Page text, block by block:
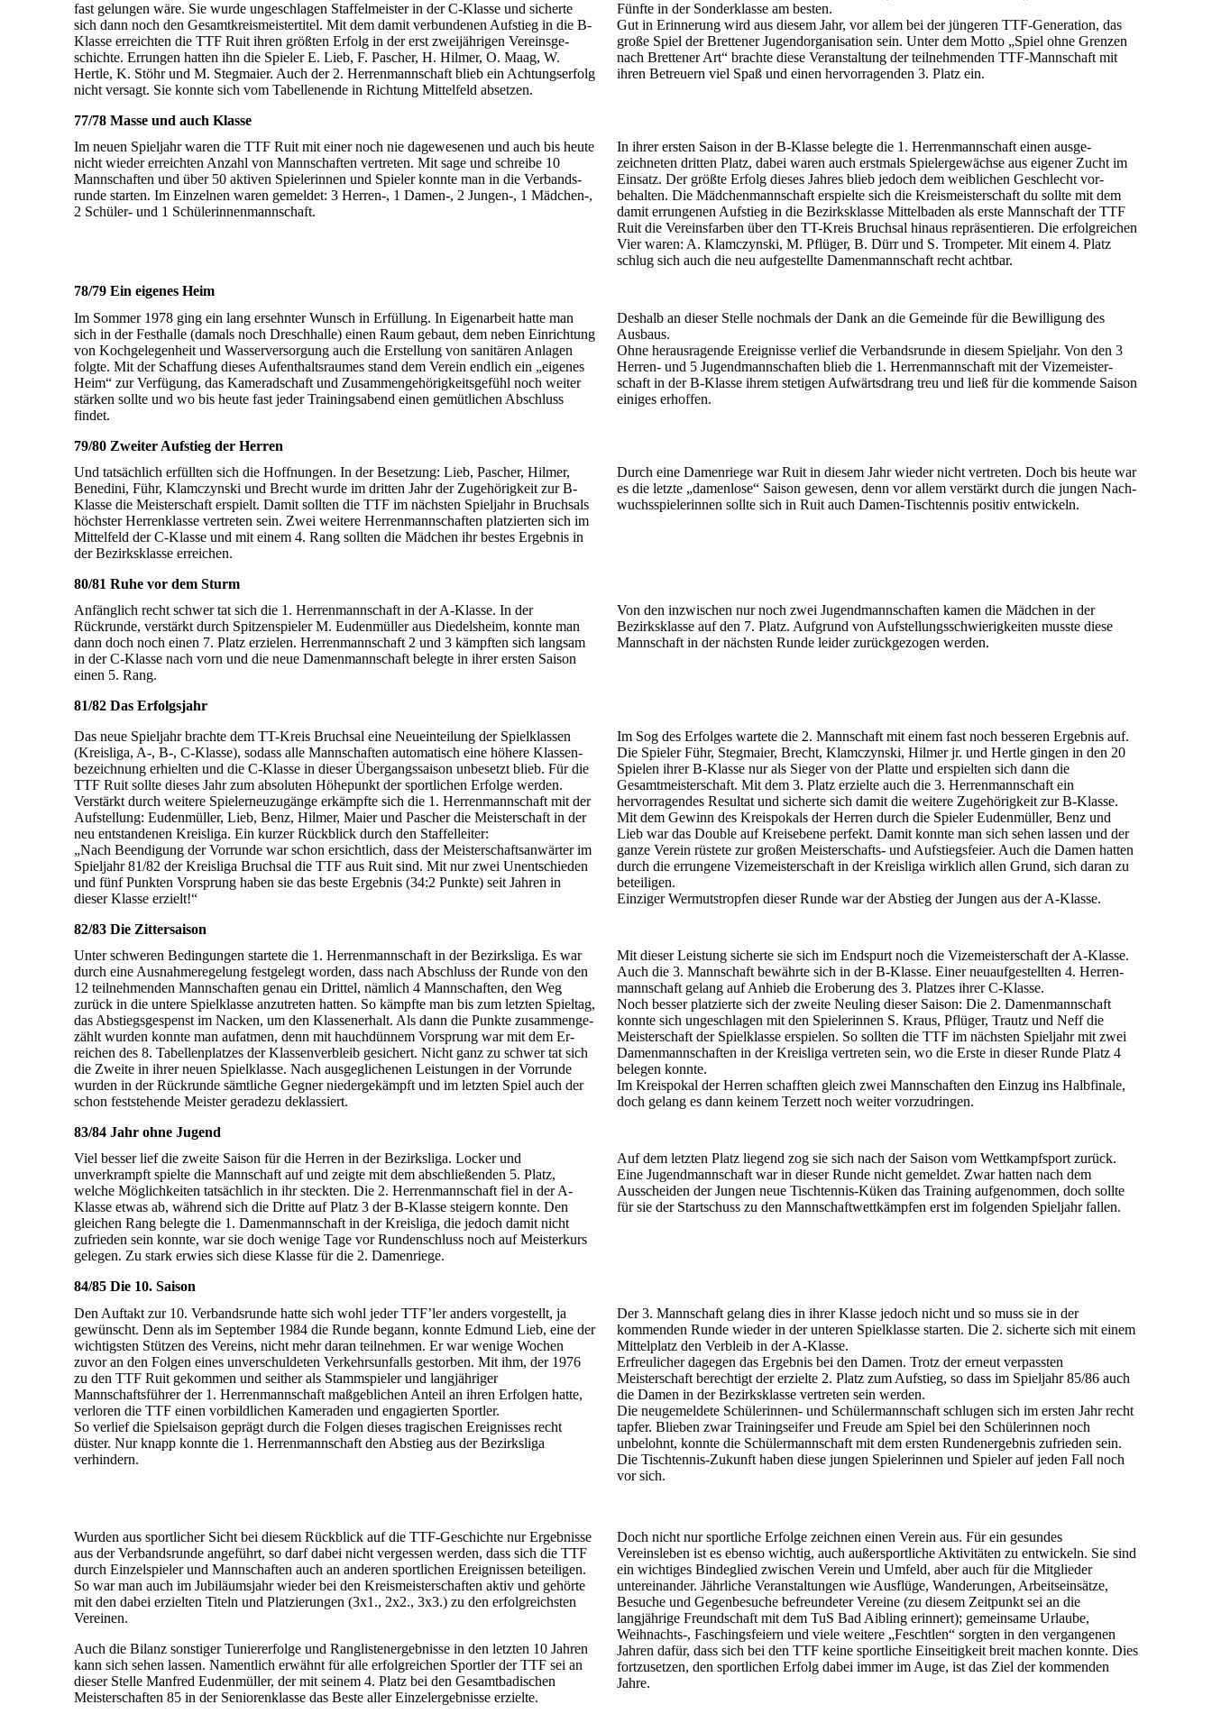
fast gelungen wäre. Sie wurde un­ge­schlagen Staffel­meister in der C-Klasse und sicherte
sich dann noch den Gesamt­kreis­meister­titel. Mit dem damit ver­bunden­en Auf­stieg in die B-
Klasse er­reichten die TTF Ruit ihren größten Er­folg in der erst zwei­jährigen Ver­eins­ge­
schichte. Er­rungen hatten ihn die Spieler E. Lieb, F. Pascher, H. Hilmer, O. Maag, W.
Hertle, K. Stöhr und M. Stegmaier. Auch der 2. Herren­mann­schaft blieb ein Achtungs­erfolg
nicht ver­sagt. Sie konnte sich vom Tabellen­ende in Richtung Mittel­feld absetzen.
Fünfte in der Sonderklasse am besten.
Gut in Erinner­ung wird aus diesem Jahr, vor allem bei der jüngeren TTF-Generation, das
große Spiel der Brettener Jugend­organisation sein. Unter dem Motto „Spiel ohne Grenzen
nach Brettener Art“ brachte diese Veranstaltung der teilnehmenden TTF-Mann­schaft mit
ihren Be­treuern viel Spaß und einen her­vor­ragenden 3. Platz ein.
77/78 Masse und auch Klasse
Im neuen Spieljahr waren die TTF Ruit mit einer noch nie da­ge­wesenen und auch bis heute
nicht wieder erreichten Anzahl von Mann­schaften vertreten. Mit sage und schreibe 10
Mann­­schaften und über 50 aktiven Spieler­innen und Spieler konnte man in die Ver­bands­
runde starten. Im Einzelnen waren gemeldet: 3 Herren-, 1 Damen-, 2 Jungen-, 1 Mädchen-,
2 Schüler- und 1 Schüler­innen­mann­schaft.
In ihrer ersten Saison in der B-Klasse belegte die 1. Herrenmannschaft einen aus­ge­
zeichneten dritten Platz, dabei waren auch erstmals Spieler­ge­wächse aus eigener Zucht im
Ein­satz. Der größte Erfolg dieses Jahres blieb jedoch dem weib­lichen Geschlecht vor­
behalten. Die Mädchen­mann­schaft erspielte sich die Kreis­meister­schaft du sollte mit dem
damit errungenen Auf­stieg in die Bezirks­klasse Mittel­baden als erste Mann­schaft der TTF
Ruit die Ver­eins­farben über den TT-Kreis Bruchsal hinaus re­präsentieren. Die er­folg­reichen
Vier waren: A. Klamczynski, M. Pflüger, B. Dürr und S. Trompeter. Mit einem 4. Platz
schlug sich auch die neu aufgestellte Damenmannschaft recht achtbar.
78/79 Ein eigenes Heim
Im Sommer 1978 ging ein lang ersehnter Wunsch in Erfüllung. In Eigenarbeit hatte man
sich in der Festhalle (damals noch Dreschhalle) einen Raum ge­baut, dem neben Ein­richtung
von Koch­ge­legen­heit und Wasser­ver­sorgung auch die Er­stellung von sani­tären An­lagen
folgte. Mit der Schaffung dieses Auf­ent­halts­raumes stand dem Ver­ein endlich ein „eigenes
Heim“ zur Ver­fü­gung, das Kamerad­schaft und Zusammen­ge­hörigkeits­gefühl noch weiter
stärken sollte und wo bis heute fast jeder Trainings­abend einen gemütlichen Abschluss
findet.
Deshalb an dieser Stelle nochmals der Dank an die Gemeinde für die Be­willi­gung des
Ausbaus.
Ohne heraus­ra­gende Er­eignisse verlief die Ver­bands­runde in diesem Spieljahr. Von den 3
Herren- und 5 Jugend­mann­schaften blieb die 1. Herren­mann­schaft mit der Vize­meister­
schaft in der B-Klasse ihrem stetigen Auf­wärts­drang treu und ließ für die kommende Saison
einiges erhoffen.
79/80 Zweiter Aufstieg der Herren
Und tatsächlich erfüllten sich die Hoffnungen. In der Besetzung: Lieb, Pascher, Hilmer,
Benedini, Führ, Klamczynski und Brecht wurde im dritten Jahr der Zu­ge­hörigkeit zur B-
Klasse die Meisterschaft erspielt. Damit sollten die TTF im nächsten Spieljahr in Bruchsals
höchster Herrenklasse vertreten sein. Zwei weitere Herren­mann­schaften platzierten sich im
Mittel­feld der C-Klasse und mit einem 4. Rang sollten die Mädchen ihr bestes Er­gebnis in
der Bezirks­klasse erreichen.
Durch eine Damenriege war Ruit in diesem Jahr wieder nicht vertreten. Doch bis heute war
es die letzte „damenlose“ Saison gewesen, denn vor allem ver­stärkt durch die jungen Nach­
wuchs­spieler­innen sollte sich in Ruit auch Damen-Tisch­tennis positiv entwickeln.
80/81 Ruhe vor dem Sturm
Anfänglich recht schwer tat sich die 1. Herrenmannschaft in der A-Klasse. In der
Rückrunde, verstärkt durch Spitzenspieler M. Eudenmüller aus Diedels­heim, konnte man
dann doch noch einen 7. Platz erzielen. Herren­mann­schaft 2 und 3 kämpften sich langsam
in der C-Klasse nach vorn und die neue Damen­mann­schaft be­legte in ihrer ersten Saison
einen 5. Rang.
Von den inzwischen nur noch zwei Jugendmannschaften kamen die Mädchen in der
Bezirksklasse auf den 7. Platz. Aufgrund von Auf­stellungs­schwierig­keiten musste diese
Mann­schaft in der nächsten Runde leider zurück­gezogen werden.
81/82 Das Erfolgsjahr
Das neue Spieljahr brachte dem TT-Kreis Bruchsal eine Neueinteilung der Spielklassen
(Kreisliga, A-, B-, C-Klasse), sodass alle Mannschaften auto­ma­tisch eine höhere Klassen­
be­zeichnung erhielten und die C-Klasse in dieser Über­gangs­saison unbesetzt blieb. Für die
TTF Ruit sollte dieses Jahr zum absoluten Höhe­punkt der sport­lichen Erfolge werden.
Verstärkt durch weitere Spiel­er­neu­zu­gänge erkämpfte sich die 1. Herren­mann­schaft mit der
Aufstellung: Eudenmüller, Lieb, Benz, Hilmer, Maier und Pascher die Meisterschaft in der
neu ent­standenen Kreis­liga. Ein kurzer Rückblick durch den Staffelleiter:
„Nach Be­endigung der Vor­runde war schon ersichtlich, dass der Meister­schafts­an­wärter im
Spiel­jahr 81/82 der Kreis­liga Bruch­sal die TTF aus Ruit sind. Mit nur zwei Unentschieden
und fünf Punkten Vorsprung haben sie das beste Ergebnis (34:2 Punkte) seit Jahren in
dieser Klasse erzielt!“
Im Sog des Erfolges wartete die 2. Mannschaft mit einem fast noch besseren Ergebnis auf.
Die Spieler Führ, Stegmaier, Brecht, Klamczynski, Hilmer jr. und Hertle gingen in den 20
Spielen ihrer B-Klasse nur als Sieger von der Platte und erspielten sich dann die
Gesamtmeisterschaft. Mit dem 3. Platz erzielte auch die 3. Herrenmannschaft ein
hervorragendes Resultat und sicherte sich damit die weitere Zugehörigkeit zur B-Klasse.
Mit dem Gewinn des Kreis­pokals der Herren durch die Spieler Eudenmüller, Benz und
Lieb war das Double auf Kreis­ebene perfekt. Damit konnte man sich sehen lassen und der
ganze Verein rüstete zur großen Meisterschafts- und Aufstiegsfeier. Auch die Damen hatten
durch die errungene Vizemeisterschaft in der Kreisliga wirklich allen Grund, sich daran zu
beteiligen.
Einziger Wermutstropfen dieser Runde war der Abstieg der Jungen aus der A-Klasse.
82/83 Die Zittersaison
Unter schweren Bedingungen startete die 1. Herren­mann­schaft in der Be­zirks­liga. Es war
durch eine Ausnahmeregelung festgelegt worden, dass nach Ab­schluss der Runde von den
12 teilnehmenden Mannschaften genau ein Drittel, nämlich 4 Mann­schaften, den Weg
zurück in die untere Spielklasse an­zutreten hatten. So kämpfte man bis zum letzten Spieltag,
das Ab­stiegs­ge­spenst im Nacken, um den Klassen­erhalt. Als dann die Punkte zu­sammen­ge­
zählt wurden konnte man aufatmen, denn mit hauchdünnem Vorsprung war mit dem Er­
reichen des 8. Tabellenplatzes der Klassenverbleib gesichert. Nicht ganz zu schwer tat sich
die Zweite in ihrer neuen Spiel­klasse. Nach aus­ge­glichenen Leistungen in der Vorrunde
wurden in der Rück­runde sämtliche Gegner niedergekämpft und im letzten Spiel auch der
schon feststehende Meister geradezu deklassiert.
Mit dieser Leistung sicherte sie sich im Endspurt noch die Vizemeisterschaft der A-Klasse.
Auch die 3. Mannschaft bewährte sich in der B-Klasse. Einer neu­auf­ge­stellten 4. Herren­
mann­schaft gelang auf Anhieb die Eroberung des 3. Platzes ihrer C-Klasse.
Noch besser platzierte sich der zweite Neuling dieser Saison: Die 2. Damen­mann­schaft
konnte sich ungeschlagen mit den Spielerinnen S. Kraus, Pflüger, Trautz und Neff die
Meisterschaft der Spielklasse erspielen. So sollten die TTF im nächsten Spiel­jahr mit zwei
Damen­mann­schaften in der Kreisliga vertreten sein, wo die Erste in dieser Runde Platz 4
belegen konnte.
Im Kreis­pokal der Herren schafften gleich zwei Mann­schaften den Einzug ins Halb­finale,
doch gelang es dann keinem Ter­zett noch weiter vorzudringen.
83/84 Jahr ohne Jugend
Viel besser lief die zweite Saison für die Herren in der Bezirksliga. Locker und
unverkrampft spielte die Mannschaft auf und zeigte mit dem abschließenden 5. Platz,
welche Möglichkeiten tatsächlich in ihr steckten. Die 2. Herren­mann­schaft fiel in der A-
Klasse etwas ab, während sich die Dritte auf Platz 3 der B-Klasse steigern konnte. Den
gleichen Rang belegte die 1. Damen­mann­schaft in der Kreisliga, die jedoch damit nicht
zufrieden sein konnte, war sie doch wenige Tage vor Rundenschluss noch auf Meisterkurs
gelegen. Zu stark erwies sich diese Klasse für die 2. Damenriege.
Auf dem letzten Platz liegend zog sie sich nach der Saison vom Wettkampfsport zurück.
Eine Jugendmannschaft war in dieser Runde nicht gemeldet. Zwar hatten nach dem
Ausscheiden der Jungen neue Tischtennis-Küken das Training aufgenommen, doch sollte
für sie der Startschuss zu den Mannschaftwettkämpfen erst im folgenden Spieljahr fallen.
84/85 Die 10. Saison
Den Auftakt zur 10. Verbandsrunde hatte sich wohl jeder TTF’ler anders vorgestellt, ja
gewünscht. Denn als im September 1984 die Runde begann, konnte Edmund Lieb, eine der
wichtigsten Stützen des Vereins, nicht mehr daran teilnehmen. Er war wenige Wochen
zuvor an den Folgen eines un­verschuldeten Verkehrsunfalls gestorben. Mit ihm, der 1976
zu den TTF Ruit gekommen und seither als Stammspieler und langjähriger
Mannschaftsführer der 1. Herrenmannschaft maßgeblichen Anteil an ihren Erfolgen hatte,
verloren die TTF einen vorbildlichen Kameraden und engagierten Sportler.
So verlief die Spielsaison geprägt durch die Folgen dieses tragischen Ereignisses recht
düster. Nur knapp konnte die 1. Herrenmannschaft den Abstieg aus der Bezirksliga
verhindern.
Der 3. Mannschaft gelang dies in ihrer Klasse jedoch nicht und so muss sie in der
kommenden Runde wieder in der unteren Spielklasse starten. Die 2. sicherte sich mit einem
Mittelplatz den Verbleib in der A-Klasse.
Erfreulicher dagegen das Ergebnis bei den Damen. Trotz der erneut verpassten
Meisterschaft berechtigt der erzielte 2. Platz zum Aufstieg, so dass im Spieljahr 85/86 auch
die Damen in der Bezirksklasse vertreten sein werden.
Die neugemeldete Schülerinnen- und Schülermannschaft schlugen sich im ersten Jahr recht
tapfer. Blieben zwar Trainingseifer und Freude am Spiel bei den Schülerinnen noch
unbelohnt, konnte die Schülermannschaft mit dem ersten Rundenergebnis zufrieden sein.
Die Tischtennis-Zukunft haben diese jungen Spielerinnen und Spieler auf jeden Fall noch
vor sich.
Wurden aus sportlicher Sicht bei diesem Rückblick auf die TTF-Geschichte nur Ergebnisse
aus der Verbandsrunde angeführt, so darf dabei nicht vergessen werden, dass sich die TTF
durch Einzelspieler und Mannschaften auch an anderen sportlichen Ereignissen beteiligen.
So war man auch im Jubiläumsjahr wieder bei den Kreismeisterschaften aktiv und gehörte
mit den dabei erzielten Titeln und Platzierungen (3x1., 2x2., 3x3.) zu den erfolgreichsten
Vereinen.
Auch die Bilanz sonstiger Tuniererfolge und Ranglistenergebnisse in den letzten 10 Jahren
kann sich sehen lassen. Namentlich erwähnt für alle erfolgreichen Sportler der TTF sei an
dieser Stelle Manfred Eudenmüller, der mit seinem 4. Platz bei den Gesamtbadischen
Meisterschaften 85 in der Seniorenklasse das Beste aller Einzelergebnisse erzielte.
Doch nicht nur sportliche Erfolge zeichnen einen Verein aus. Für ein gesundes
Vereinsleben ist es ebenso wichtig, auch außersportliche Aktivitäten zu entwickeln. Sie sind
ein wichtiges Bindeglied zwischen Verein und Umfeld, aber auch für die Mitglieder
untereinander. Jährliche Veranstaltungen wie Ausflüge, Wanderungen, Arbeitseinsätze,
Besuche und Gegenbesuche befreundeter Vereine (zu diesem Zeitpunkt sei an die
langjährige Freundschaft mit dem TuS Bad Aibling erinnert); gemeinsame Urlaube,
Weihnachts-, Faschingsfeiern und viele weitere „Feschtlen“ sorgten in den vergangenen
Jahren dafür, dass sich bei den TTF keine sportliche Einseitigkeit breit machen konnte. Dies
fortzusetzen, den sportlichen Erfolg dabei immer im Auge, ist das Ziel der kommenden
Jahre.